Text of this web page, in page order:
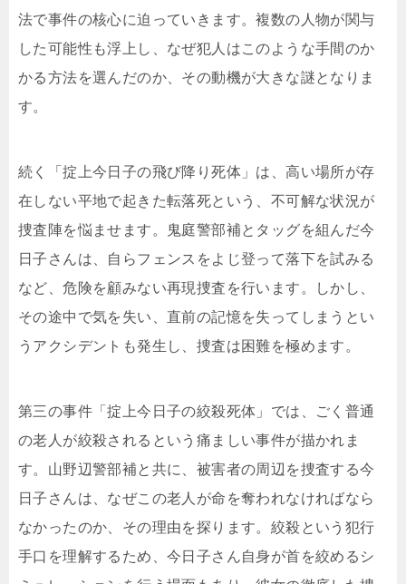
法で事件の核心に迫っていきます。複数の人物が関与
した可能性も浮上し、なぜ犯人はこのような手間のか
かる方法を選んだのか、その動機が大きな謎となりま
す。
続く「掟上今日子の飛び降り死体」は、高い場所が存
在しない平地で起きた転落死という、不可解な状況が
捜査陣を悩ませます。鬼庭警部補とタッグを組んだ今
日子さんは、自らフェンスをよじ登って落下を試みる
など、危険を顧みない再現捜査を行います。しかし、
その途中で気を失い、直前の記憶を失ってしまうとい
うアクシデントも発生し、捜査は困難を極めます。
第三の事件「掟上今日子の絞殺死体」では、ごく普通
の老人が絞殺されるという痛ましい事件が描かれま
す。山野辺警部補と共に、被害者の周辺を捜査する今
日子さんは、なぜこの老人が命を奪われなければなら
なかったのか、その理由を探ります。絞殺という犯行
手口を理解するため、今日子さん自身が首を絞めるシ